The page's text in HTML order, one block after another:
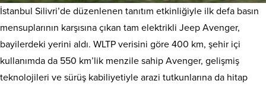
İstanbul Silivri’de düzenlenen tanıtım etkinliğiyle ilk defa basın
mensuplarının karşısına çıkan tam elektrikli Jeep Avenger,
bayilerdeki yerini aldı. WLTP verisini göre 400 km, şehir içi
kullanımda da 550 km’lik menzile sahip Avenger, gelişmiş
teknolojileri ve sürüş kabiliyetiyle arazi tutkunlarına da hitap